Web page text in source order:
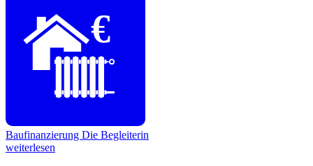
€
Baufinanzierung Die Begleiterin
weiterlesen